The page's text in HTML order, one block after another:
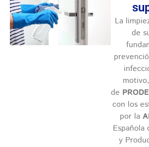
La
de
de
con los
por la
Española
y